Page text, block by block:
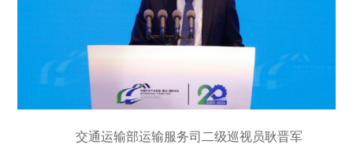
交通运输部运输服务司二级巡视员耿晋军